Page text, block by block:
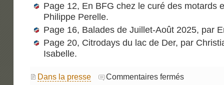
Page 12, En BFG chez le curé des motards
Philippe Perelle.
Page 16, Balades de Juillet-Août 2025, par
Page 20, Citrodays du lac de Der, par
Isabelle.
Dans la presse Commentaires ferméssur
La